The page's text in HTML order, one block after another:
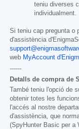
teniu diverses
individualment.
Si teniu cap pregunta o
d'assistència
web MyAccount
------
Detalls de compra de
També teniu l'opció de
obtenir totes les
l'accés al nostre
d'assistència, que
(SpyHunter Basic per a